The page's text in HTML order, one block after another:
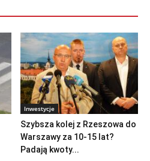
Inwestycje
Szybsza kolej z Rzeszowa do
Warszawy za 10-15 lat?
Padają kwoty...